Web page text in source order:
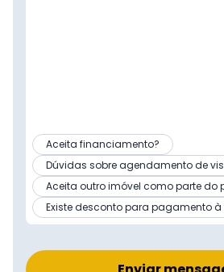
Aceita financiamento?
Dúvidas sobre agendamento de
Aceita outro imóvel como parte do
Existe desconto para pagamento à